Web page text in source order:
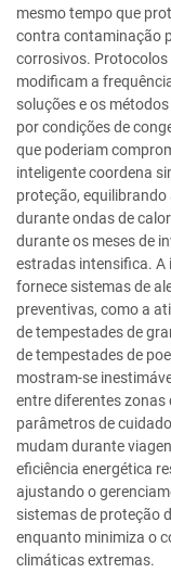
mesmo tempo que
contra contaminação
corrosivos.
modificam a
soluções e os
por condições de
que poderiam
inteligente coordena
proteção,
durante ondas de
durante os meses de
estradas intensifica. A
fornece sistemas de
preventivas, como a
de tempestades de
de tempestades de
mostram-se
entre diferentes
parâmetros de
mudam durante
eficiência energética
ajustando o
sistemas de proteção
enquanto minimiza o
climáticas extremas.